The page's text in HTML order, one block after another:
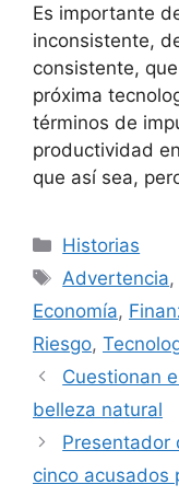
Es importante
inconsistente,
consistente,
próxima
términos de
productividad
que así sea,
Categorías
Historias
Etiquetas
Advertencia,
Economía,
Riesgo,
Cuestionan
belleza natural
Presentador
cinco acusados